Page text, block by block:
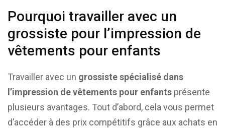
Pourquoi travailler avec un
grossiste pour l’impression de
vêtements pour enfants
Travailler avec un grossiste spécialisé dans
l’impression de vêtements pour enfants présente
plusieurs avantages. Tout d’abord, cela vous permet
d’accéder à des prix compétitifs grâce aux achats en